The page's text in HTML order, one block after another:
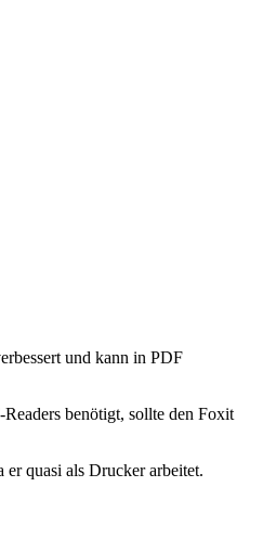
und kann in PDF
benötigt, sollte den Foxit
er quasi als Drucker arbeitet.